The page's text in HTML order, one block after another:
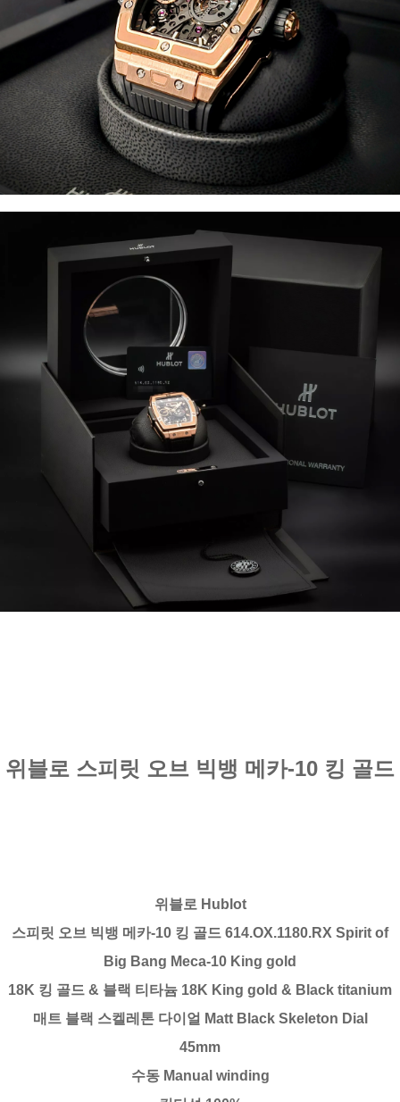
위블로 스피릿 오브 빅뱅 메카-10 킹 골드
위블로 Hublot
스피릿 오브 빅뱅 메카-10 킹 골드 614.OX.1180.RX Spirit of
Big Bang Meca-10 King gold
18K 킹 골드 & 블랙 티타늄 18K King gold & Black titanium
매트 블랙 스켈레톤 다이얼 Matt Black Skeleton Dial
45mm
수동 Manual winding